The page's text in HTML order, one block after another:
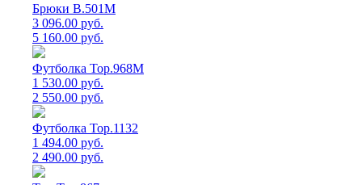
Брюки B.501M
3 096.00 руб.
5 160.00 руб.
Футболка Top.968M
1 530.00 руб.
2 550.00 руб.
Футболка Top.1132
1 494.00 руб.
2 490.00 руб.